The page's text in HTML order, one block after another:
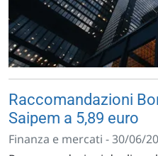
Raccomandazioni
Saipem a 5,89 euro
Finanza e mercati - 30/06/